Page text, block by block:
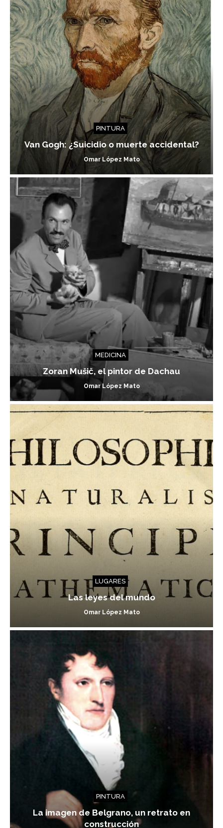
PINTURA
Van Gogh: ¿Suicidio o muerte accidental?
Omar López Mato
MEDICINA
Zoran Mušič, el pintor de Dachau
Omar López Mato
LUGARES
Las leyes del mundo
Omar López Mato
PINTURA
La imagen de Belgrano, un retrato en
construcción